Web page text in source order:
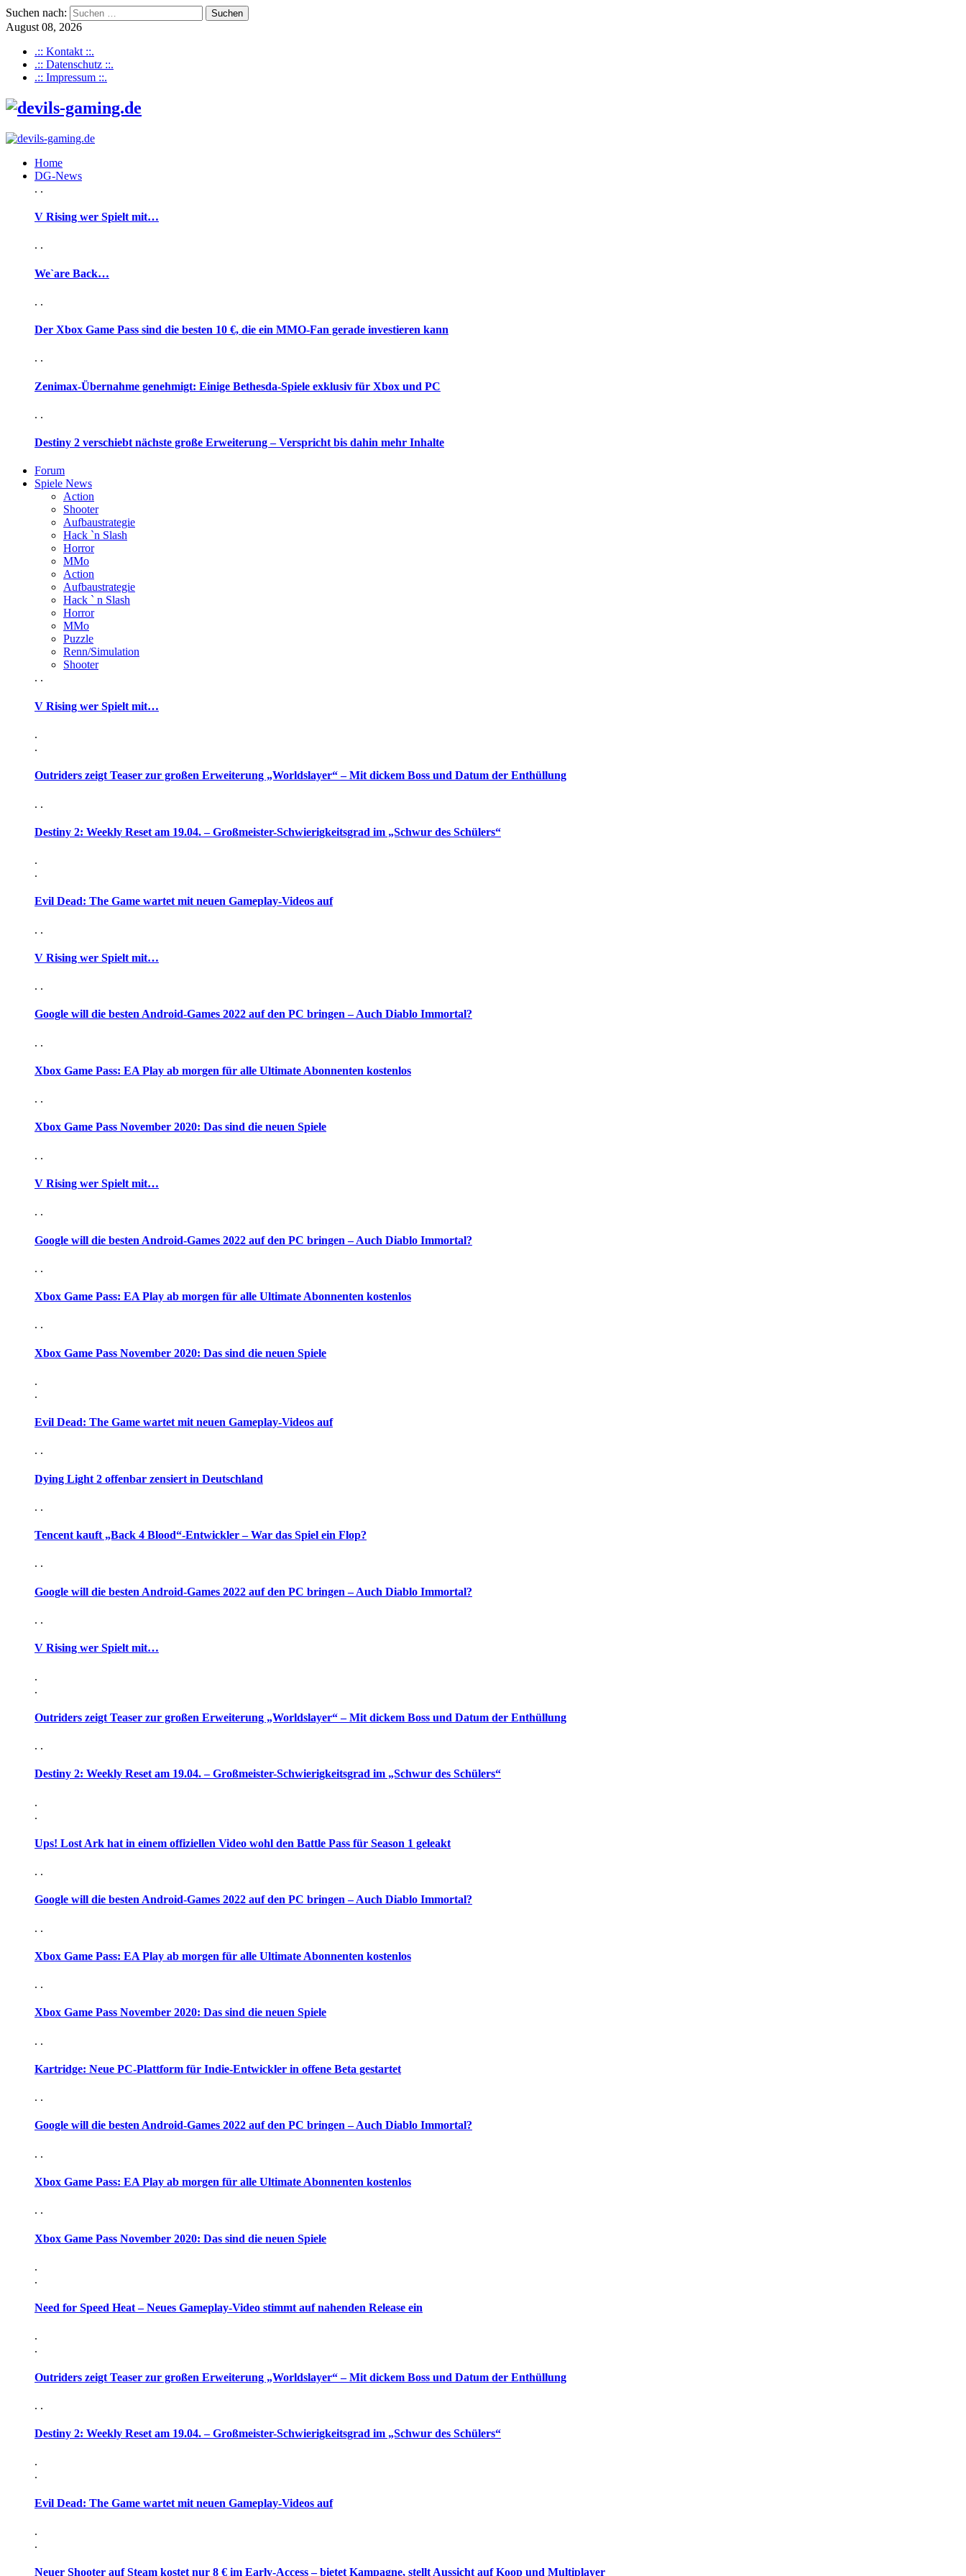
Suchen nach:
August 08, 2026
.:: Kontakt ::.
.:: Datenschutz ::.
.:: Impressum ::.
Home
DG-News
. .
V Rising wer Spielt mit…
. .
We`are Back…
. .
Der Xbox Game Pass sind die besten 10 €, die ein MMO-Fan gerade investieren kann
. .
Zenimax-Übernahme genehmigt: Einige Bethesda-Spiele exklusiv für Xbox und PC
. .
Destiny 2 verschiebt nächste große Erweiterung – Verspricht bis dahin mehr Inhalte
Forum
Spiele News
Action
Shooter
Aufbaustrategie
Hack `n Slash
Horror
MMo
Action
Aufbaustrategie
Hack ` n Slash
Horror
MMo
Puzzle
Renn/Simulation
Shooter
. .
V Rising wer Spielt mit…
.
.
Outriders zeigt Teaser zur großen Erweiterung „Worldslayer“ – Mit dickem Boss und Datum der Enthüllung
. .
Destiny 2: Weekly Reset am 19.04. – Großmeister-Schwierigkeitsgrad im „Schwur des Schülers“
.
.
Evil Dead: The Game wartet mit neuen Gameplay-Videos auf
. .
V Rising wer Spielt mit…
. .
Google will die besten Android-Games 2022 auf den PC bringen – Auch Diablo Immortal?
. .
Xbox Game Pass: EA Play ab morgen für alle Ultimate Abonnenten kostenlos
. .
Xbox Game Pass November 2020: Das sind die neuen Spiele
. .
V Rising wer Spielt mit…
. .
Google will die besten Android-Games 2022 auf den PC bringen – Auch Diablo Immortal?
. .
Xbox Game Pass: EA Play ab morgen für alle Ultimate Abonnenten kostenlos
. .
Xbox Game Pass November 2020: Das sind die neuen Spiele
.
.
Evil Dead: The Game wartet mit neuen Gameplay-Videos auf
. .
Dying Light 2 offenbar zensiert in Deutschland
. .
Tencent kauft „Back 4 Blood“-Entwickler – War das Spiel ein Flop?
. .
Google will die besten Android-Games 2022 auf den PC bringen – Auch Diablo Immortal?
. .
V Rising wer Spielt mit…
.
.
Outriders zeigt Teaser zur großen Erweiterung „Worldslayer“ – Mit dickem Boss und Datum der Enthüllung
. .
Destiny 2: Weekly Reset am 19.04. – Großmeister-Schwierigkeitsgrad im „Schwur des Schülers“
.
.
Ups! Lost Ark hat in einem offiziellen Video wohl den Battle Pass für Season 1 geleakt
. .
Google will die besten Android-Games 2022 auf den PC bringen – Auch Diablo Immortal?
. .
Xbox Game Pass: EA Play ab morgen für alle Ultimate Abonnenten kostenlos
. .
Xbox Game Pass November 2020: Das sind die neuen Spiele
. .
Kartridge: Neue PC-Plattform für Indie-Entwickler in offene Beta gestartet
. .
Google will die besten Android-Games 2022 auf den PC bringen – Auch Diablo Immortal?
. .
Xbox Game Pass: EA Play ab morgen für alle Ultimate Abonnenten kostenlos
. .
Xbox Game Pass November 2020: Das sind die neuen Spiele
.
.
Need for Speed Heat – Neues Gameplay-Video stimmt auf nahenden Release ein
.
.
Outriders zeigt Teaser zur großen Erweiterung „Worldslayer“ – Mit dickem Boss und Datum der Enthüllung
. .
Destiny 2: Weekly Reset am 19.04. – Großmeister-Schwierigkeitsgrad im „Schwur des Schülers“
.
.
Evil Dead: The Game wartet mit neuen Gameplay-Videos auf
.
.
Neuer Shooter auf Steam kostet nur 8 € im Early-Access – bietet Kampagne, stellt Aussicht auf Koop und Multiplayer